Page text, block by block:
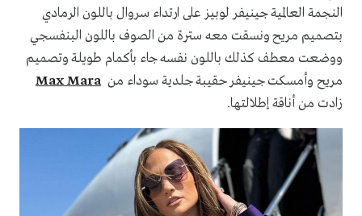
النجمة العالمية جينيفر لوبيز على ارتداء سروال باللون الرمادي
بتصميم مريح ونسقت معه سترة من الصوف باللون البنفسجي
ووضعت معطف كذلك باللون نفسه جاء بأكمام طويلة وتصميم
مريح وأمسكت جينيفر حقيبة جلدية سوداء من Max Mara
زادت من أناقة إطلالتها.